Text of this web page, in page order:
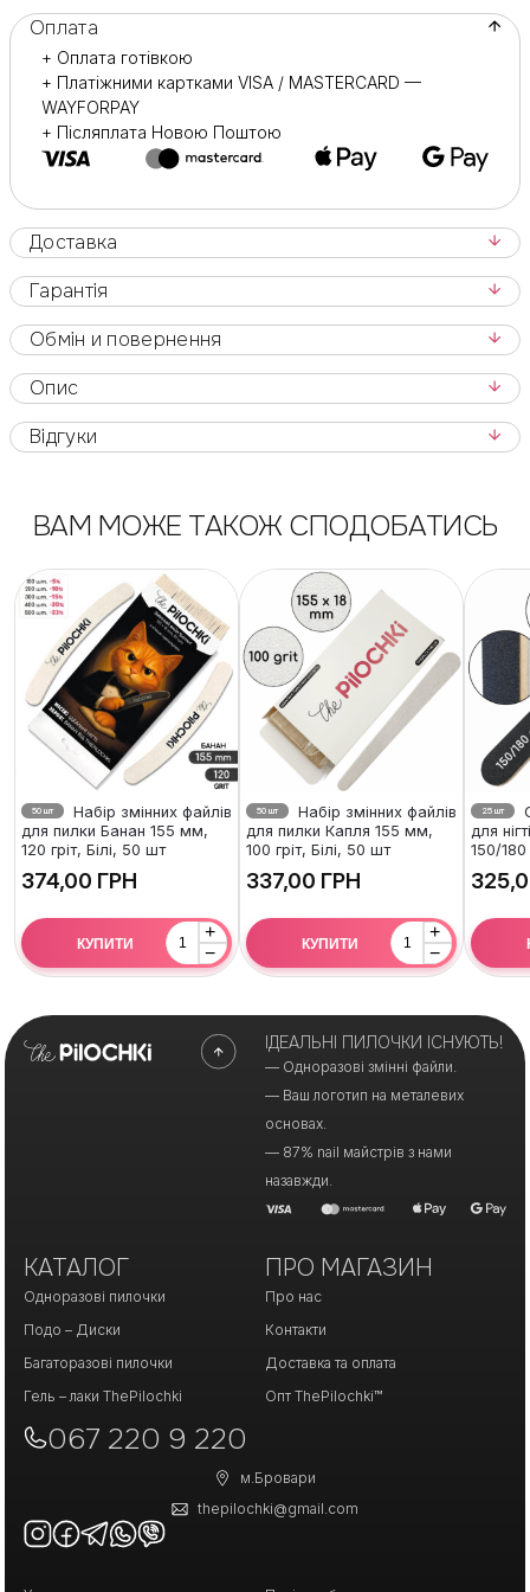
Оплата
+ Оплата готівкою
+ Платіжними картками VISA / MASTERCARD —
WAYFORPAY
+ Післяплата Новою Поштою
Доставка
Гарантія
Обмін и повернення
Опис
Відгуки
ВАМ МОЖЕ ТАКОЖ СПОДОБАТИСЬ
50 шт
Набір змінних файлів
для пилки Банан 155 мм,
120 гріт, Білі, 50 шт
ГРН
+
−
КУПИТИ
50 шт
Набір змінних файлів
для пилки Капля 155 мм,
100 гріт, Білі, 50 шт
ГРН
+
−
КУПИТИ
25 шт
для
150/180
ІДЕАЛЬНІ ПИЛОЧКИ ІСНУЮТЬ!
— Одноразові змінні файли.
— Ваш логотип на металевих
основах.
— 87% nail майстрів з нами
назавжди.
КАТАЛОГ
Одноразові пилочки
Подо – Диски
Багаторазові пилочки
Гель – лаки ThePilochki
ПРО МАГАЗИН
Про нас
Контакти
Доставка та оплата
Опт ThePilochki™
067 220 9 220
м.Бровари
thepilochki@gmail.com